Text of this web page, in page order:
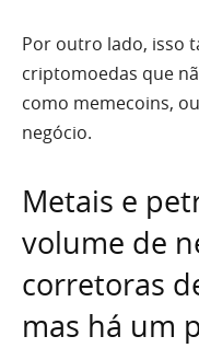
Por outro lado, isso
criptomoedas que
como memecoins,
negócio.
Metais e
volume de
corretoras
mas há um